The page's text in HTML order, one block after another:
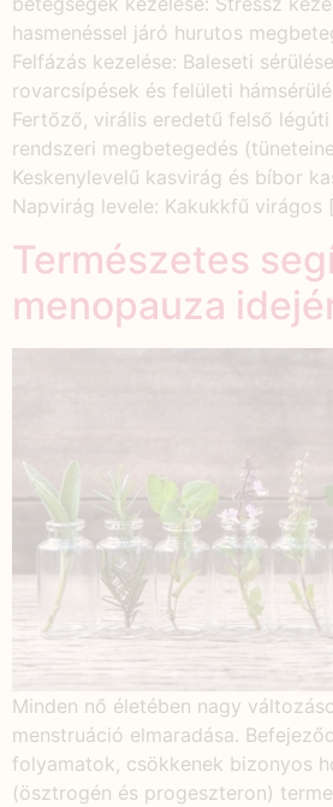
hasmenéssel járó hurutos
Felfázás kezelése: Baleseti
rovarcsípések és felületi
Fertőző, virális eredetű felső
rendszeri megbetegedés
Keskenylevelű kasvirág és bíbor
Napvirág levele: Kakukkfű virágos
Természetes
menopauza
Minden nő életében nagy
menstruáció elmaradása.
folyamatok, csökkenek bizonyos
(ösztrogén és progeszteron)